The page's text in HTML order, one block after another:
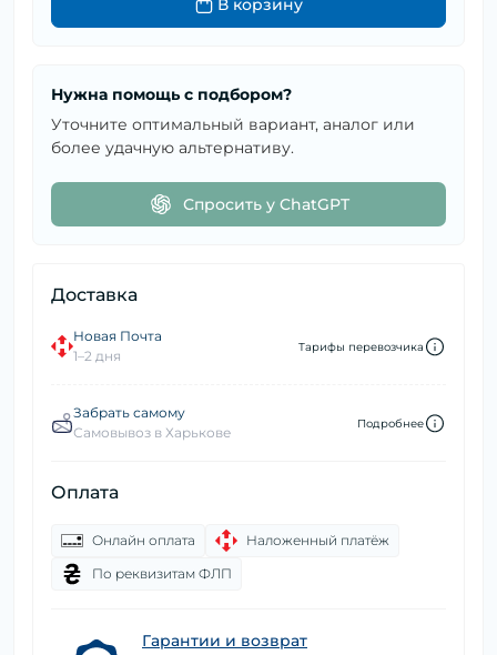
В корзину
Нужна помощь с подбором?
Уточните оптимальный вариант, аналог или
более удачную альтернативу.
Спросить у ChatGPT
Доставка
Новая Почта
1–2 дня
Тарифы перевозчика
Забрать самому
Самовывоз в Харькове
Подробнее
Оплата
Онлайн оплата
Наложенный платёж
По реквизитам ФЛП
Гарантии и возврат